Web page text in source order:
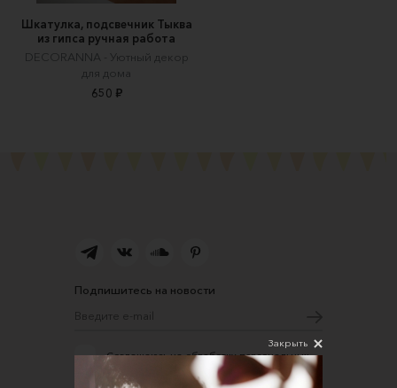
Шкатулка, подсвечник Тыква
из гипса ручная работа
DECORANNA - Уютный декор
для дома
650 ₽
Подпишитесь на новости
Соглашаюсь на обработку персональных
данных в соответствии
с Политикой конфиденциальности
Закрыть